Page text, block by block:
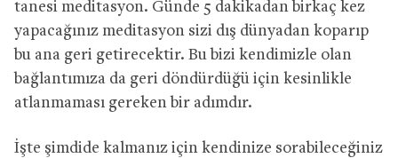
tanesi meditasyon. Günde 5 dakikadan birkaç kez
yapacağınız meditasyon sizi dış dünyadan koparıp
bu ana geri getirecektir. Bu bizi kendimizle olan
bağlantımıza da geri döndürdüğü için kesinlikle
atlanmaması gereken bir adımdır.
İşte şimdide kalmanız için kendinize sorabileceğiniz